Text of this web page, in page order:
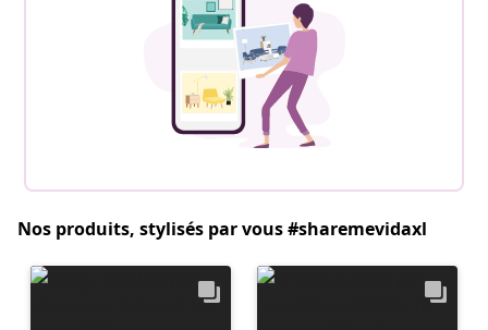
Nos produits, stylisés par vous #sharemevidaxl